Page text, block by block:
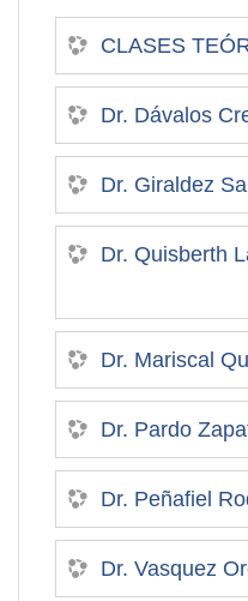
CLASES
Dr. Dávalos
Dr. Giraldez
Dr. Quisberth
Dr. Mariscal
Dr. Pardo
Dr. Peñafiel
Dr. Vasquez